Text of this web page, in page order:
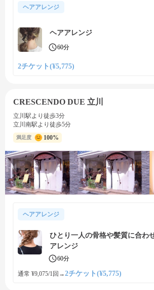
ヘアアレンジ
ヘアアレンジ
60分
2チケット(¥5,775)
CRESCENDO DUE 立川
立川駅より徒歩3分
立川南駅より徒歩5分
満足度 100%
ヘアアレンジ
ひとり一人の骨格や髪質に合わ
アレンジ
60分
通常 ¥9,075/1回 →2チケット(¥5,775)